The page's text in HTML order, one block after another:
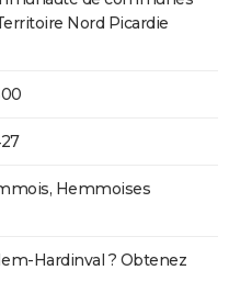
Nord Picardie
Hemmoises
Hardinval ? Obtenez